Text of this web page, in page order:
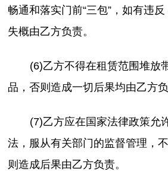
畅通和落实门前“三包”，如有违
失概由乙方负责。
(6)乙方不得在租赁范围堆放
品，否则造成一切后果均由乙方负
(7)乙方应在国家法律政策允
法，服从有关部门的监督管理，
则造成后果由乙方负责。